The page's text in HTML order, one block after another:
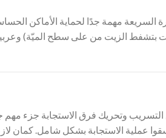
السريعة مهمة جدًا لحماية الأماكن
بتشفط الزيت من على سطح الميّة)
التسريب وتحريك فرق الاستجابة جزء
عملية الاستجابة بشكل شامل. كمان